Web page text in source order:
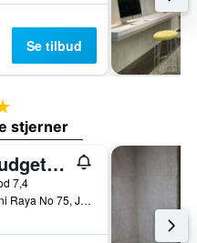
Se tilbud
stjerner
stjerner
ibis budget Jakarta Cikini
7,4
Jalan Cikini Raya No 75, Jakarta, Indonesien